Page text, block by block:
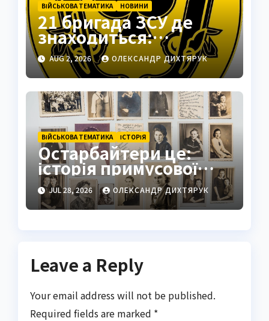
ВІЙСЬКОВА ТЕМАТИКА НОВИНИ
21 бригада ЗСУ де
знаходиться:
Подільськ як
стратегічний центр
AUG 2, 2026 ОЛЕКСАНДР ДИХТЯРУК
ВІЙСЬКОВА ТЕМАТИКА ІСТОРІЯ
Остарбайтери це:
історія примусової
праці українців
JUL 28, 2026 ОЛЕКСАНДР ДИХТЯРУК
Leave a Reply
Your email address will not be published.
Required fields are marked *